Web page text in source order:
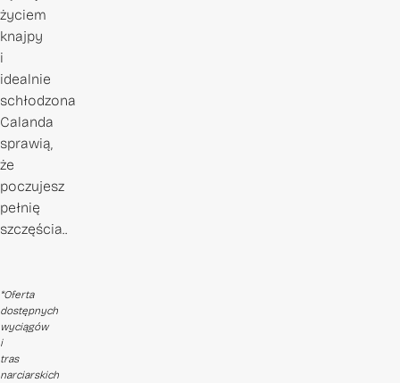
życiem
knajpy
i
idealnie
schłodzona
Calanda
sprawią,
że
poczujesz
pełnię
szczęścia..
*Oferta
dostępnych
wyciągów
i
tras
narciarskich